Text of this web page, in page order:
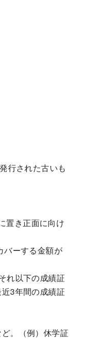
行された古いも
置き正面に向け
バーする金額が
れ以下の成績証
3年間の成績証
。（例）休学証